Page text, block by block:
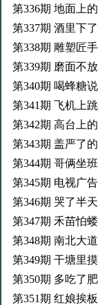
第336期 地面上
第337期 酒里下
第338期 雕塑匠
第339期 磨面不
第340期 喝蜂糖
第341期 飞机上
第342期 高台上
第343期 盖严了
第344期 哥俩坐
第345期 电视广
第346期 哭了半
第347期 禾苗怕
第348期 南北大
第349期 干塘里
第350期 多吃了
第351期 红娘挨